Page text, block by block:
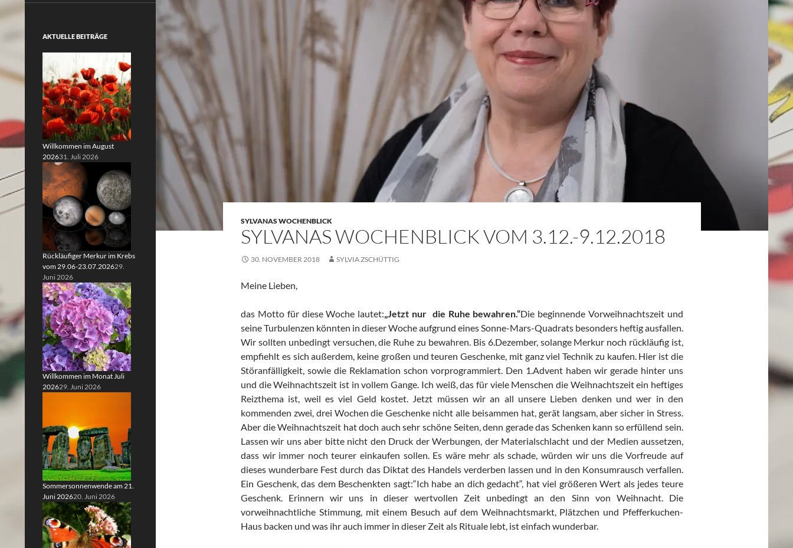
SYLVANAS WOCHENBLICK
SYLVANAS WOCHENBLICK VOM 3.12.-9.12.2018
30. NOVEMBER 2018 SYLVIA ZSCHÜTTIG
Meine Lieben,
das Motto für diese Woche lautet:„Jetzt nur die Ruhe bewahren.“Die beginnende Vorweihnachtszeit und
seine Turbulenzen könnten in dieser Woche aufgrund eines Sonne-Mars-Quadrats besonders heftig ausfallen.
Wir sollten unbedingt versuchen, die Ruhe zu bewahren. Bis 6.Dezember, solange Merkur noch rückläufig ist,
empfiehlt es sich außerdem, keine großen und teuren Geschenke, mit ganz viel Technik zu kaufen. Hier ist die
Störanfälligkeit, sowie die Reklamation schon vorprogrammiert. Den 1.Advent haben wir gerade hinter uns
und die Weihnachtszeit ist in vollem Gange. Ich weiß, das für viele Menschen die Weihnachtszeit ein heftiges
Reizthema ist, weil es viel Geld kostet. Jetzt müssen wir an all unsere Lieben denken und wer in den
kommenden zwei, drei Wochen die Geschenke nicht alle beisammen hat, gerät langsam, aber sicher in Stress.
Aber die Weihnachtszeit hat doch auch sehr schöne Seiten, denn gerade das Schenken kann so erfüllend sein.
Lassen wir uns aber bitte nicht den Druck der Werbungen, der Materialschlacht und der Medien aussetzen,
dass wir immer noch teurer einkaufen sollen. Es wäre mehr als schade, würden wir uns die Vorfreude auf
dieses wunderbare Fest durch das Diktat des Handels verderben lassen und in den Konsumrausch verfallen.
Ein Geschenk, das dem Beschenkten sagt:“Ich habe an dich gedacht“, hat viel größeren Wert als jedes teure
Geschenk. Erinnern wir uns in dieser wertvollen Zeit unbedingt an den Sinn von Weihnacht. Die
vorweihnachtliche Stimmung, mit einem Besuch auf dem Weihnachtsmarkt, Plätzchen und Pfefferkuchen-
Haus backen und was ihr auch immer in dieser Zeit als Rituale lebt, ist einfach wunderbar.
AKTUELLE BEITRÄGE
Willkommen im August
202631. Juli 2026
Rückläufiger Merkur im Krebs
vom 29.06-23.07.202629.
Juni 2026
Willkommen im Monat Juli
202629. Juni 2026
Sommersonnenwende am 21.
Juni 202620. Juni 2026